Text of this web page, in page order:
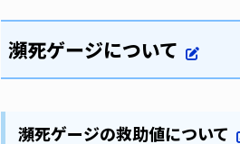
瀕死ゲージについて
瀕死ゲージの救助値について